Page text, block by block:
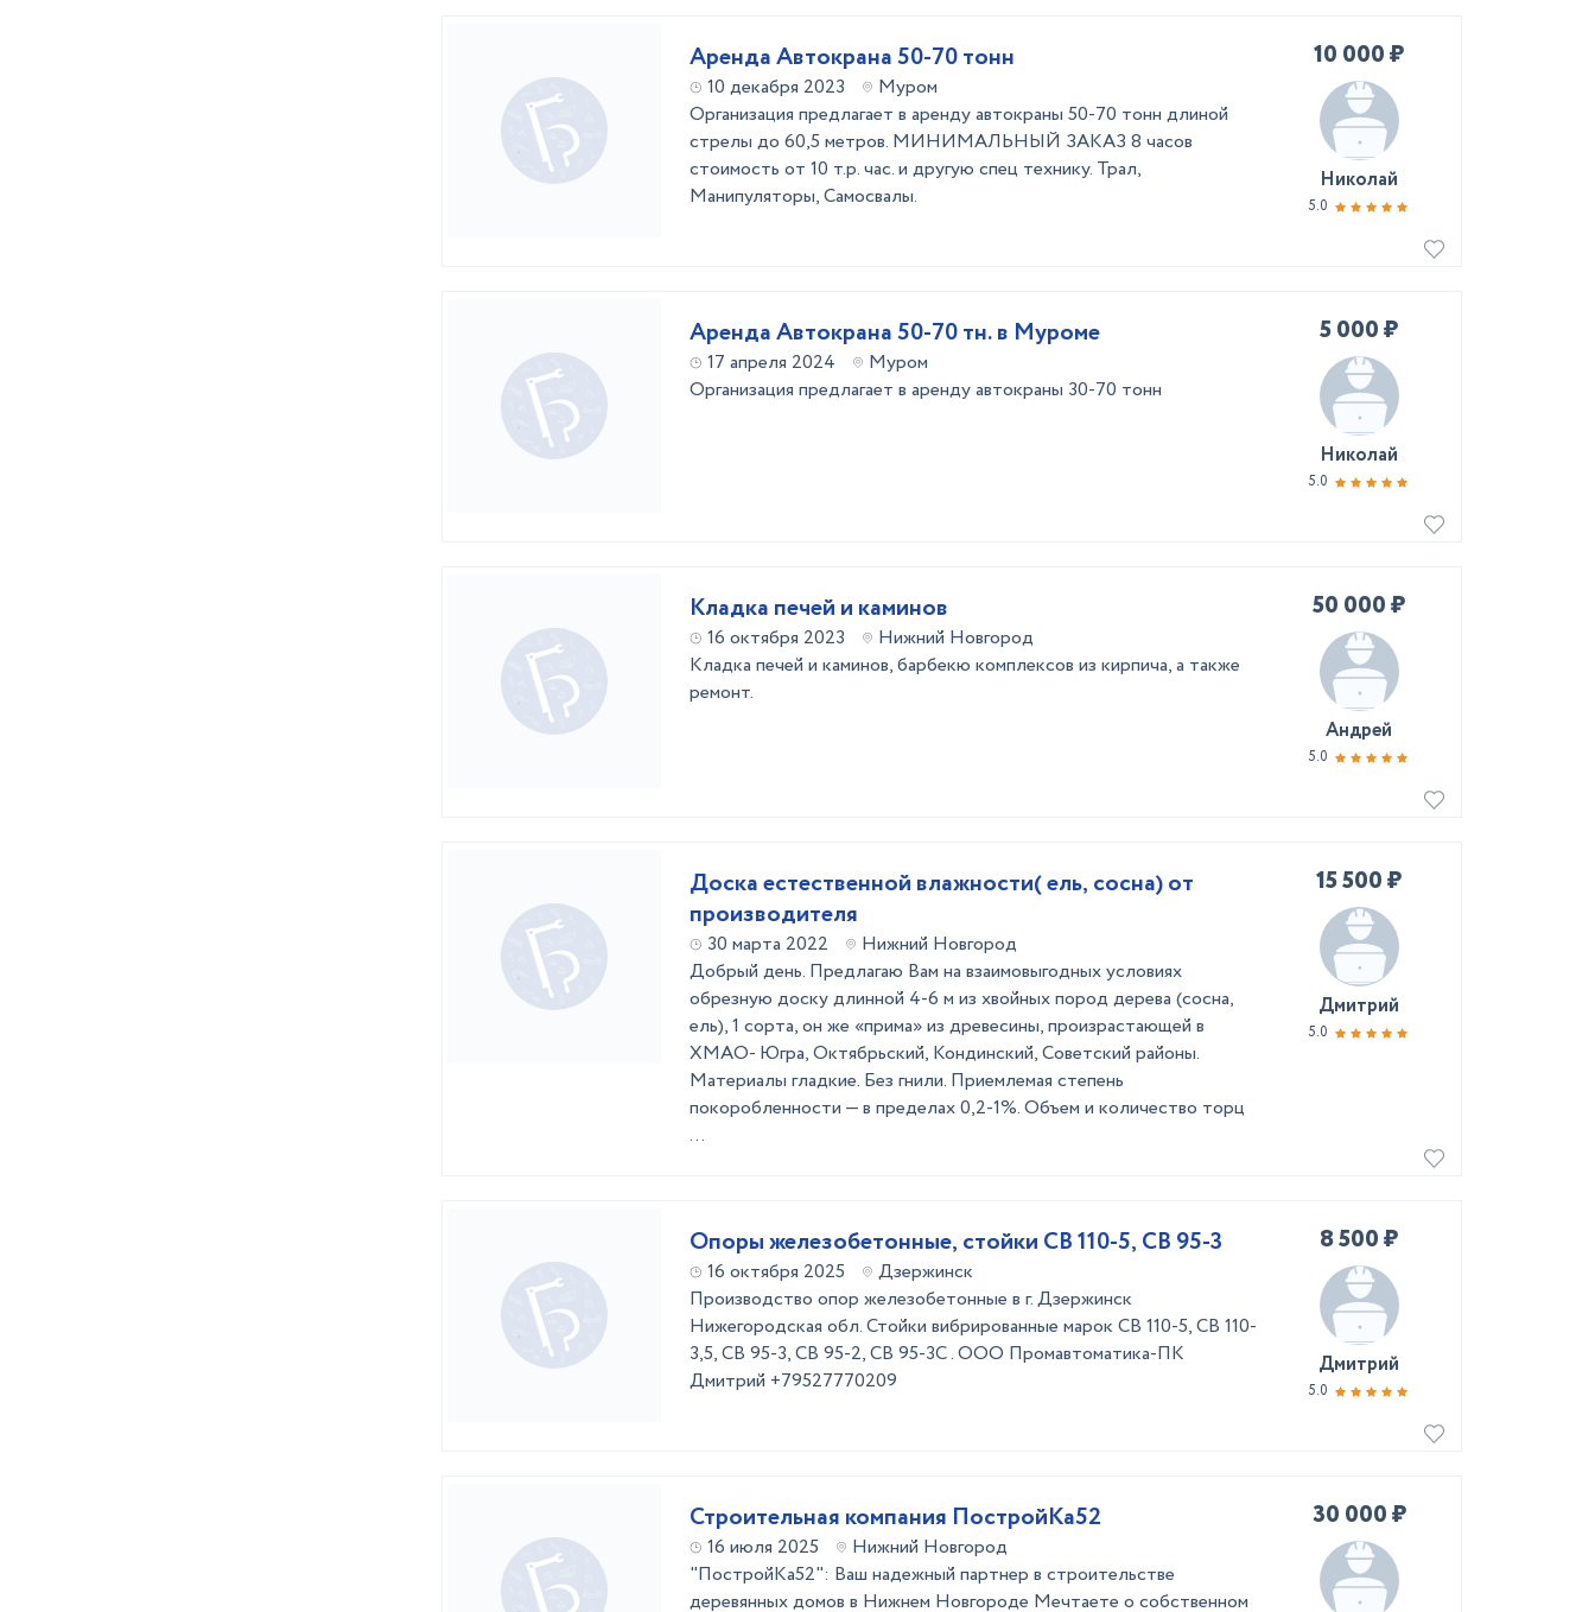
Аренда Автокрана 50-70 тонн
10 декабря 2023
Муром
Организация предлагает в аренду автокраны 50-70 тонн длиной
стрелы до 60,5 метров. МИНИМАЛЬНЫЙ ЗАКАЗ 8 часов
стоимость от 10 т.р. час. и другую спец технику. Трал,
Манипуляторы, Самосвалы.
10 000 ₽
Николай
5.0
Аренда Автокрана 50-70 тн. в Муроме
17 апреля 2024
Муром
Организация предлагает в аренду автокраны 30-70 тонн
5 000 ₽
Николай
5.0
Кладка печей и каминов
16 октября 2023
Нижний Новгород
Кладка печей и каминов, барбекю комплексов из кирпича, а также
ремонт.
50 000 ₽
Андрей
5.0
Доска естественной влажности( ель, сосна) от
производителя
30 марта 2022
Нижний Новгород
Добрый день. Предлагаю Вам на взаимовыгодных условиях
обрезную доску длинной 4-6 м из хвойных пород дерева (сосна,
ель), 1 сорта, он же «прима» из древесины, произрастающей в
ХМАО- Югра, Октябрьский, Кондинский, Советский районы.
Материалы гладкие. Без гнили. Приемлемая степень
покоробленности — в пределах 0,2-1%. Объем и количество торц
...
15 500 ₽
Дмитрий
5.0
Опоры железобетонные, стойки СВ 110-5, СВ 95-3
16 октября 2025
Дзержинск
Производство опор железобетонные в г. Дзержинск
Нижегородская обл. Стойки вибрированные марок СВ 110-5, СВ 110-
3,5, СВ 95-3, СВ 95-2, СВ 95-3С . ООО Промавтоматика-ПК
Дмитрий +79527770209
8 500 ₽
Дмитрий
5.0
Строительная компания ПостройКа52
16 июля 2025
Нижний Новгород
"ПостройКа52": Ваш надежный партнер в строительстве
деревянных домов в Нижнем Новгороде Мечтаете о собственном
30 000 ₽